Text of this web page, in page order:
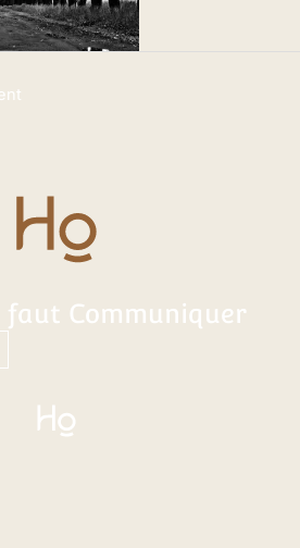
faut Communiquer